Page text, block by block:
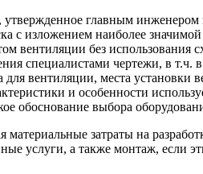
утвержденное главным инженером
с изложением наиболее
вентиляции без использования
специалистами чертежи, в т.ч.
для вентиляции, места
и особенности
обоснование выбора
затраты на
услуги, а также монтаж, если